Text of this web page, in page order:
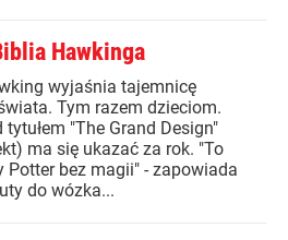
Hawkinga
wyjaśnia tajemnicę
Tym razem dzieciom.
"The Grand Design"
ma się ukazać za rok. "To
Potter bez magii" - zapowiada
do wózka...